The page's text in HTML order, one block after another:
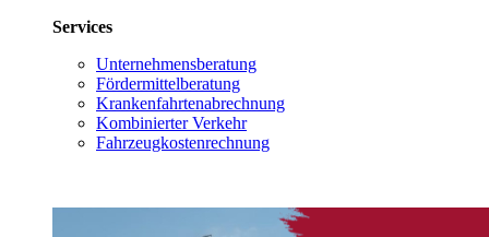
Services
Unternehmensberatung
Fördermittelberatung
Krankenfahrtenabrechnung
Kombinierter Verkehr
Fahrzeugkostenrechnung